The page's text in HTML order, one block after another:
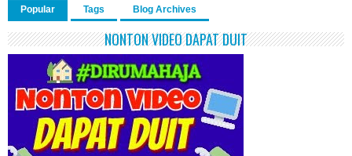
Popular Tags Blog Archives
NONTON VIDEO DAPAT DUIT